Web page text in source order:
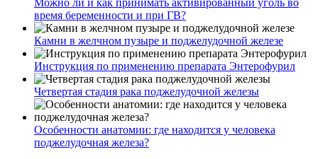
время беременности и при ГВ?
Камни в желчном пузыре и поджелудочной железе
Инструкция по применению препарата Энтерофурил
Четвертая стадия рака поджелудочной железы
Особенности анатомии: где находится у человека
поджелудочная железа?